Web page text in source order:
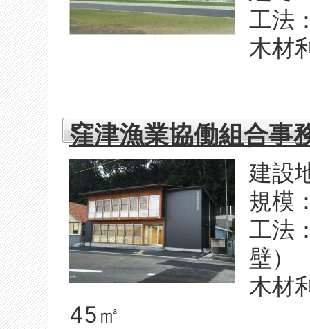
工法
木材
窪津漁業協働組合事
建設
規模
工法
壁）
木材
45㎥